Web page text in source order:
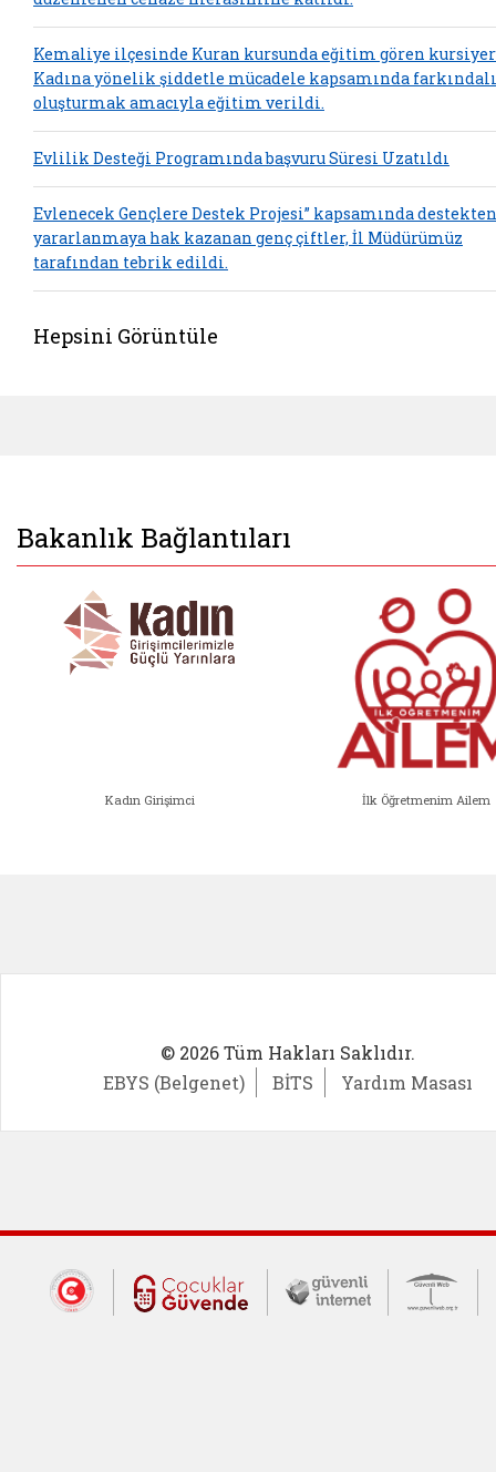
Kemaliye ilçesinde Kuran kursunda eğitim gören
Kadına yönelik şiddetle mücadele kapsamında
oluşturmak amacıyla eğitim verildi.
Evlilik Desteği Programında başvuru Süresi Uzatıldı
Evlenecek Gençlere Destek Projesi” kapsamında destekten
yararlanmaya hak kazanan genç çiftler, İl Müdürümüz
tarafından tebrik edildi.
Hepsini Görüntüle
Bakanlık Bağlantıları
Kadın Girişimci İlk Öğretmenim Ailem
© 2026 Tüm Hakları Saklıdır.
EBYS (Belgenet)
BİTS Yardım Masası
Dış Bağlantılar
Cumhurbaşkanlığı İletişim Merkezi
Çocuklar Güvende (yeni
Güvenli